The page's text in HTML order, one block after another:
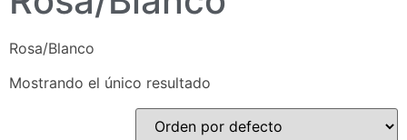
Rosa/Blanco
Mostrando el único resultado